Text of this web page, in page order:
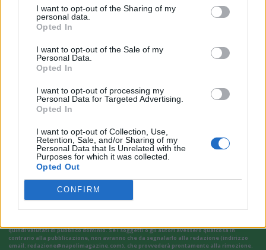
I want to opt-out of the Sharing of my
personal data.
Opted In
I want to opt-out of the Sale of my
Personal Data.
Opted In
I want to opt-out of processing my
Personal Data for Targeted Advertising.
Opted In
I want to opt-out of Collection, Use,
Retention, Sale, and/or Sharing of my
Personal Data that Is Unrelated with the
Purposes for which it was collected.
Opted Out
CONFIRM
VAI ALLA VERSIONE CLASSICA
Il materiale (testo, foto e video) consultabile in questo portale è di nostra proprietà.
quindi valutati di pubblico dominio. Se i soggetti o gli autori avessero qualcosa in
contrario alla pubblicazione, non avranno che da segnalarlo alla redazione (indirizzo
email: redazione@napolimagazine.com), che provvederà prontamente alla rimozione.